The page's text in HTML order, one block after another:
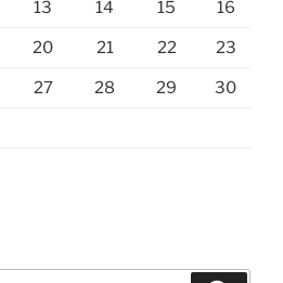
13 14 15 16
20 21 22 23
27 28 29 30